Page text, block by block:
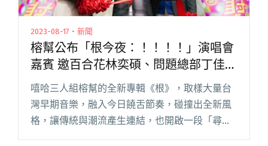
2023-08-17・新聞
榕幫公布「根今夜：！！！！」演唱會
嘉賓 邀百合花林奕碩、問題總部丁佳慧
重現合作曲目
嘻哈三人組榕幫的全新專輯《根》，取樣大量台
灣早期音樂，融入今日饒舌節奏，碰撞出全新風
格，讓傳統與潮流產生連結，也開啟一段「尋根
之旅」。專輯發行後，獲得不少傳媒推薦支持，